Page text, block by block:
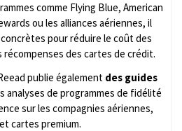
comme Flying Blue, American
ou les alliances aériennes, il
pour réduire le coût des
des cartes de crédit.
publie également des guides
analyses de programmes de fidélité
sur les compagnies aériennes,
cartes premium.